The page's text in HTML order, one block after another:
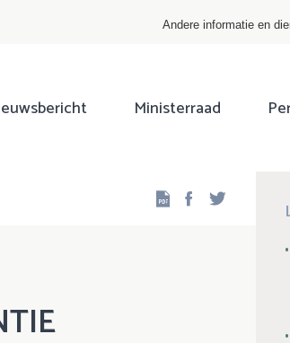
Andere informatie en
Ministerraad
Facebook